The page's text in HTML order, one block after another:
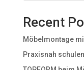
Recent
Möbelmontage
Praxisnah schulen